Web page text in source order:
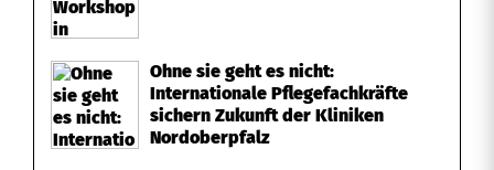
Ohne sie geht es nicht:
Internationale Pflegefachkräfte
sichern Zukunft der Kliniken
Nordoberpfalz